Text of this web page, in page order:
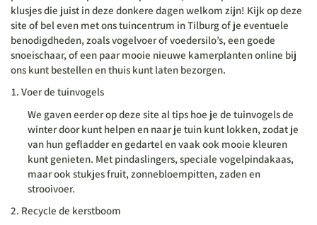
klusjes die juist in deze donkere dagen welkom zijn! Kijk op deze
site of bel even met ons tuincentrum in Tilburg of je eventuele
benodigdheden, zoals vogelvoer of voedersilo’s, een goede
snoeischaar, of een paar mooie nieuwe kamerplanten online bij
ons kunt bestellen en thuis kunt laten bezorgen.
Voer de tuinvogels
We gaven eerder op deze site al tips hoe je de tuinvogels de
winter door kunt helpen en naar je tuin kunt lokken, zodat je
van hun gefladder en gedartel en vaak ook mooie kleuren
kunt genieten. Met pindaslingers, speciale vogelpindakaas,
maar ook stukjes fruit, zonnebloempitten, zaden en
strooivoer.
Recycle de kerstboom